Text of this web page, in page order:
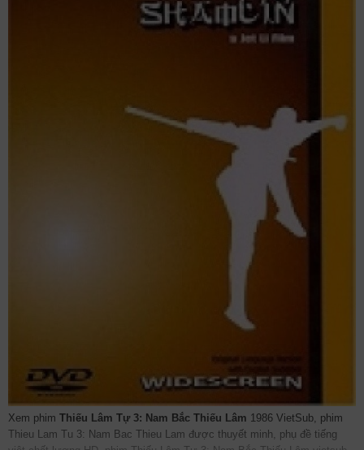
Xem phim Thiếu Lâm Tự 3: Nam Bắc Thiếu Lâm 1986 VietSub, phim
Thieu Lam Tu 3: Nam Bac Thieu Lam được thuyết minh, phụ đề tiếng